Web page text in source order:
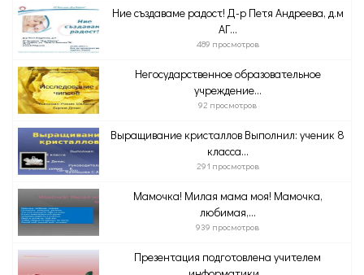
Ние създаваме радост! Д-р Петя Андреева, д.м
АГ...
489 просмотров
Негосударственное образовательное
учреждение...
92 просмотров
Выращивание кристаллов Выполнил: ученик 8
класса...
291 просмотров
Мамочка! Милая мама моя! Мамочка,
любимая,...
939 просмотров
Презентация подготовлена учителем